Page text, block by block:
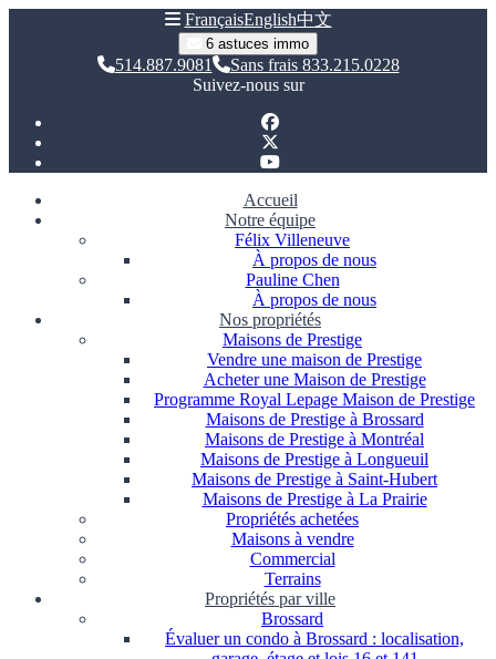
FrançaisEnglish中文
6 astuces immo
514.887.9081
Sans frais 833.215.0228
Suivez-nous sur
Accueil
Notre équipe
Félix Villeneuve
À propos de nous
Pauline Chen
À propos de nous
Nos propriétés
Maisons de Prestige
Vendre une maison de Prestige
Acheter une Maison de Prestige
Programme Royal Lepage Maison de Prestige
Maisons de Prestige à Brossard
Maisons de Prestige à Montréal
Maisons de Prestige à Longueuil
Maisons de Prestige à Saint-Hubert
Maisons de Prestige à La Prairie
Propriétés achetées
Maisons à vendre
Commercial
Terrains
Propriétés par ville
Brossard
Évaluer un condo à Brossard : localisation,